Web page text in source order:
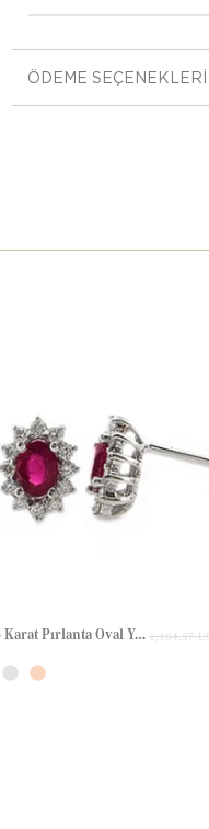
ÖDEME SEÇENEKLERI
0.16 Karat Pırlanta Oval Yakut Halo Çivili Altın Küpe 1,184.57